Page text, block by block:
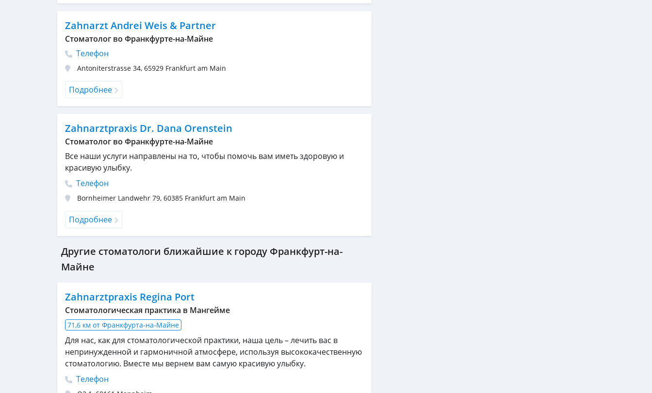
Zahnarzt Andrei Weis & Partner
Стоматолог во Франкфурте-на-Майне
Телефон
Antoniterstrasse 34, 65929 Frankfurt am Main
Подробнее
Zahnarztpraxis Dr. Dana Orenstein
Стоматолог во Франкфурте-на-Майне
Все наши услуги направлены на то, чтобы помочь вам иметь здоровую и
красивую улыбку.
Телефон
Bornheimer Landwehr 79, 60385 Frankfurt am Main
Подробнее
Другие стоматологи ближайшие к городу Франкфурт-на-
Майне
Zahnarztpraxis Regina Port
Cтоматологическая практика в Мангейме
71,6 км от Франкфурта-на-Майне
Для нас, как для стоматологической практики, наша цель – лечить вас в
непринужденной и гармоничной атмосфере, используя высококачественную
стоматологию. Вместе мы вернем вам самую красивую улыбку.
Телефон